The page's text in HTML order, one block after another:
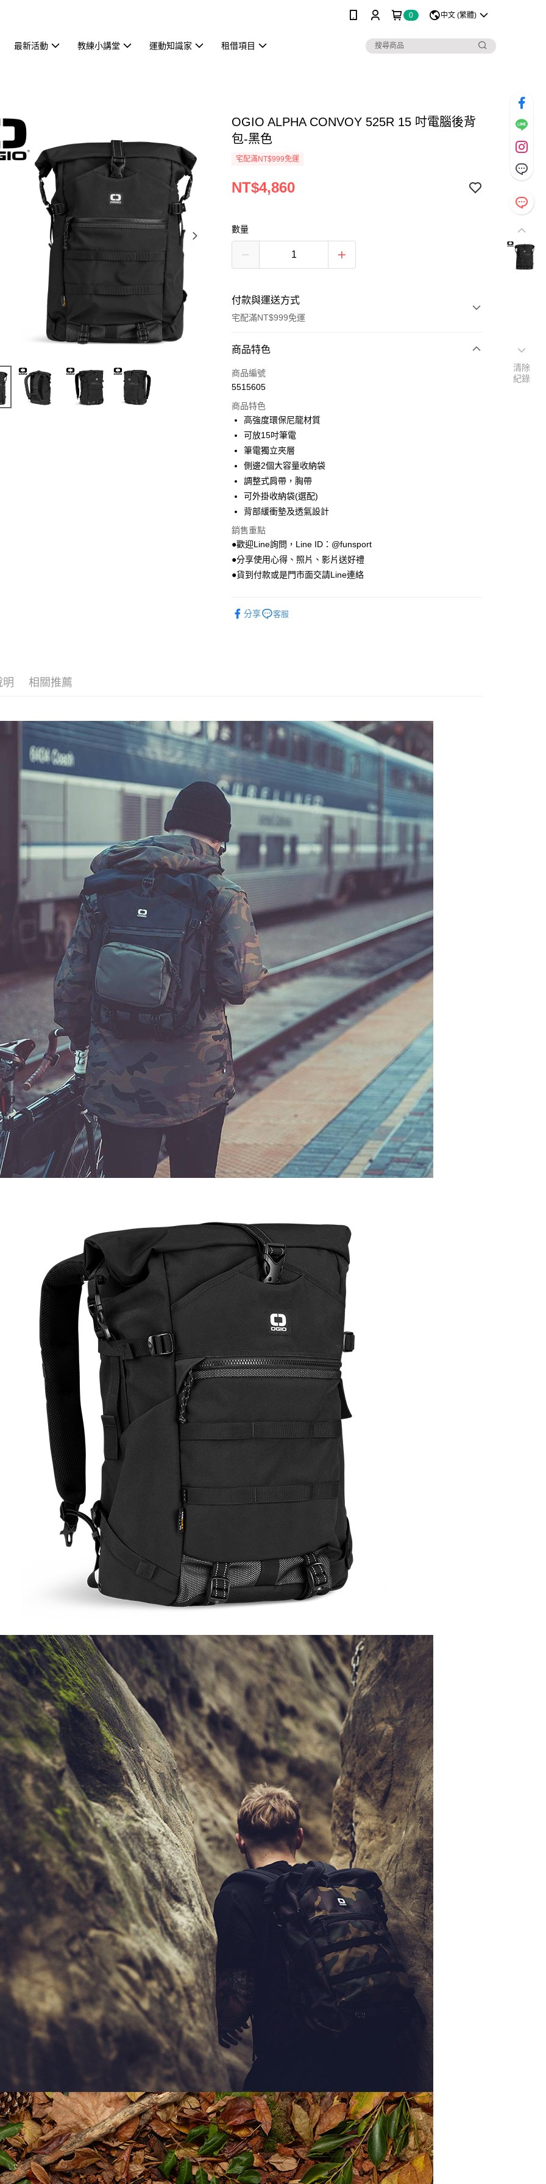
0 中文 (繁體)
最新活動 教練小講堂 運動知識家 租借項目
OGIO ALPHA CONVOY 525R 15 吋電腦後背
包-黑色
宅配滿NT$999免運
NT$4,860
數量
付款與運送方式
宅配滿NT$999免運
付款方式
信用卡一次付款
Apple Pay
街口支付
悠遊付
Google Pay
AFTEE先享後付
【關於「AFTEE先享後付」】
AFTEE先享後付是「在收到商品之後才付款」的支付方式。 讓您購物簡單
便利好安心！
１．簡單：不需註冊會員、不需綁卡、不需儲值。
２．便利：只要手機號碼，簡訊認證，即可結帳。
【「AFTEE先享後付」結帳流程】
１．於結帳方式選擇「AFTEE先享後付」後，將跳轉至「AFTEE先享後
是否繳費成功／繳費後需取消欲退款等相關疑問，請聯繫「AFTEE先享後
付客戶支援中心」
https://netprotections.freshdesk.com/support/home
【注意事項】
１．透過由恩沛科技股份有限公司提供之「AFTEE先享後付」服務完成之
交易，需依本服務之必要範圍內提供個人資料，並將交易相關給付款項請
求債權轉讓予恩沛科技股份有限公司。
２．關於個人資料處理事宜，請瀏覽以下網址：
https://aftee.tw/terms/#terms3
３．未成年的使用者請事先徵得法定代理人或監護人之同意方可使用
「AFTEE先享後付」，若未經同意申辦者引起之損失，本公司不負相關責
４．使用「AFTEE先享後付」時，將依據個別帳號之用戶狀況，依本公司
即時審查核予不同之上限額度；若仍有額度不足之情形，本公司將視審查
結果請求用戶進行身份認證。
５．嚴禁一人註冊多個帳號或使用他人資訊註冊。若發現惡意使用之情
形，恩沛科技股份有限公司將有權停止該用戶之使用額度並採取法律行
動。
ATM付款
運送方式
每筆NT$100，滿NT$999(含以上)免運費
商品特色
商品編號
5515605
商品特色
高強度環保尼龍材質
可放15吋筆電
筆電獨立夾層
側邊2個大容量收納袋
調整式肩帶，胸帶
可外掛收納袋(選配)
背部緩衝墊及透氣設計
銷售重點
●歡迎Line詢問，Line ID：@funsport
●分享使用心得、照片、影片送好禮
●貨到付款或是門市面交請Line連絡
分享 客服
明 相關推薦
清除
紀錄